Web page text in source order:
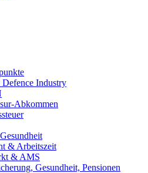
Industry
Abkommen
& Arbeitszeit
& AMS
Gesundheit, Pensionen